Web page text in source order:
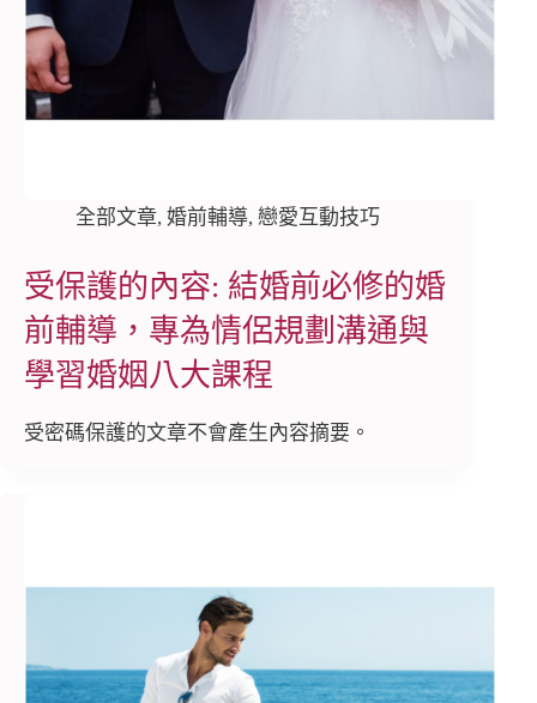
全部文章, 婚前輔導, 戀愛互動技巧
受保護的內容: 結婚前必修的婚
前輔導，專為情侶規劃溝通與
學習婚姻八大課程
受密碼保護的文章不會產生內容摘要。